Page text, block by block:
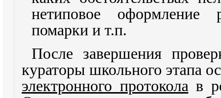
нетиповое оформление
помарки и т.п.
После завершения
кураторы школьного этапа
электронного протоколав